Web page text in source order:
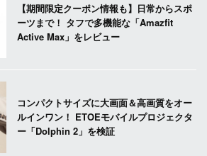
【期間限定クーポン情報も】日常からスポ
ーツまで！ タフで多機能な「Amazfit
Active Max」をレビュー
コンパクトサイズに大画面＆高画質をオー
ルインワン！ ETOEモバイルプロジェクタ
ー「Dolphin 2」を検証